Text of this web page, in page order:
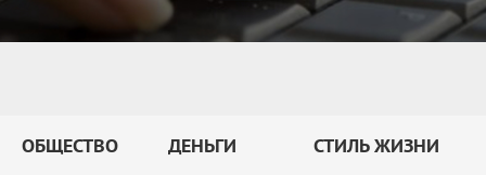
ОБЩЕСТВО ДЕНЬГИ СТИЛЬ ЖИЗНИ